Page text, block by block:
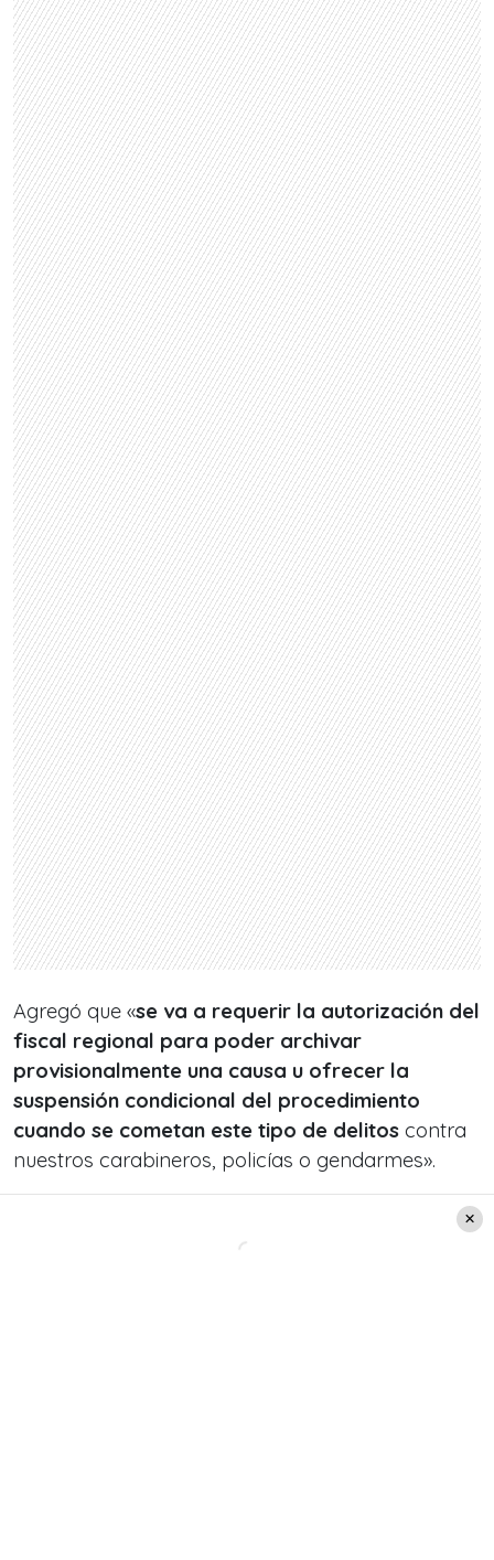
Agregó que «se va a requerir la autorización del
fiscal regional para poder archivar
provisionalmente una causa u ofrecer la
suspensión condicional del procedimiento
cuando se cometan este tipo de delitos contra
nuestros carabineros, policías o gendarmes».
Además, Piñera señaló que quienes cometan este
no podrán acceder al beneficio